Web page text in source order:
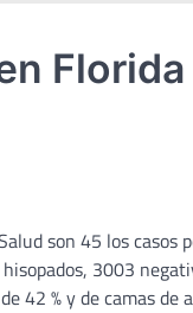
Florida
son 45 los casos
3003
42 % y de camas de